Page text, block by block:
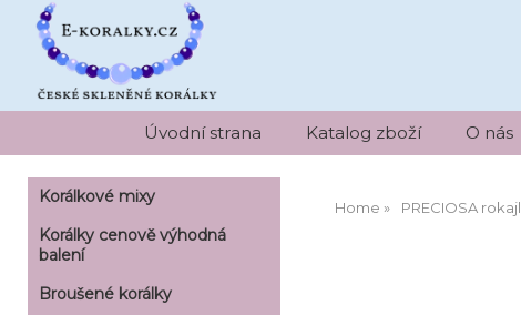
Úvodní strana Katalog zboží O nás
Home PRECIOSA rokajl
Korálkové mixy
Korálky cenově výhodná
balení
Broušené korálky